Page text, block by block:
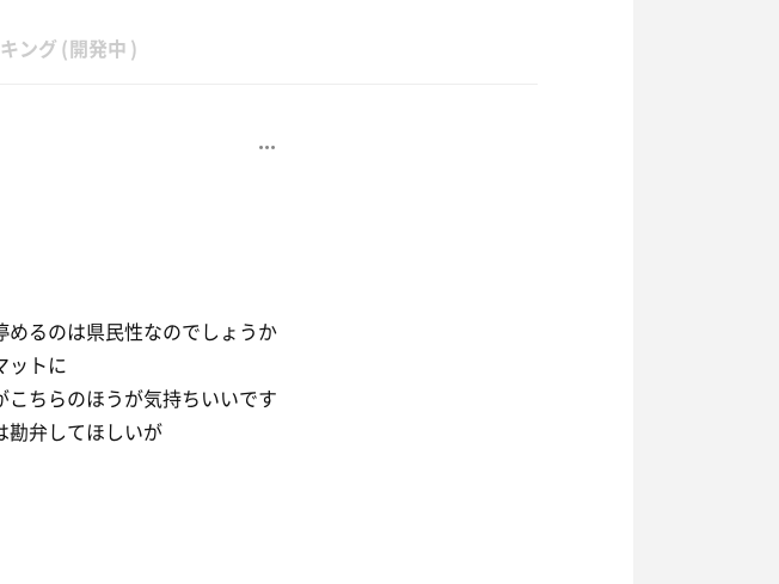
ング (開発中 )
るのは県民性なのでしょうか
ットに
ちらのほうが気持ちいいです
勘弁してほしいが